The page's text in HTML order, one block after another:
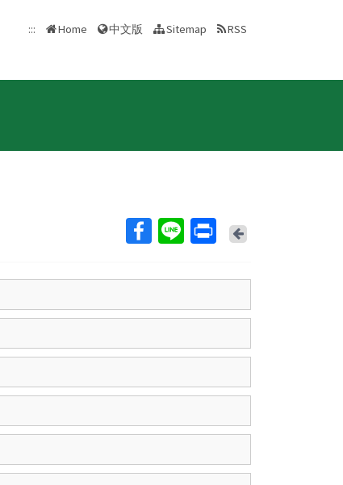
::: Home 中文版 Sitemap RSS
Back